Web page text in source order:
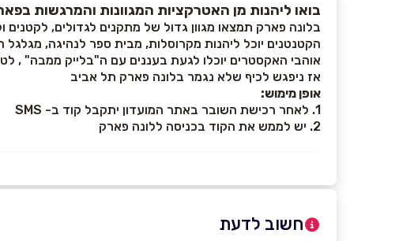
בואו ליהנות מן האטרקציות המגוונות והמרגשות
בלונה פארק תמצאו מגוון גדול של מתקנים לגדולים, לקטנים
הקטנטנים יוכל ליהנות מקרוסלות, מבית ספר לנהיגה,
אוהבי האקסטרים יוכלו לגעת בעננים עם ה"בלייק ממבה" , לטוס עם ה"אנקונדה", לרחף
אז ניפגש לכיף שלא נגמר בלונה פארק תל אביב
אופן מימוש:
1. לאחר רכישת השובר באתר המועדון יתקבל קוד ב- SMS
2. יש לממש את הקוד בכניסה ללונה פארק
חשוב לדעת